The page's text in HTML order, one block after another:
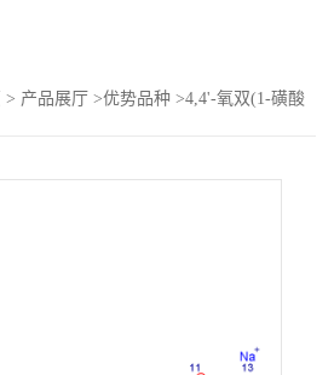
> 产品展厅 >优势品种 >4,4'-氧双(1-磺酸